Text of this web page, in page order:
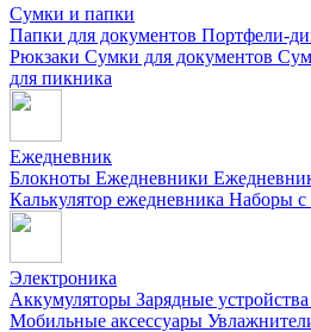
Сумки и папки
Папки для документов Портфели-
Рюкзаки Сумки для документов
для пикника
Ежедневник
Блокноты Ежедневники
Калькулятор ежедневника Наборы с
Электроника
Аккумуляторы Зарядные устройства
Мобильные аксессуары